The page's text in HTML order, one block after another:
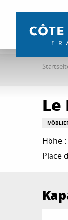
contenu
Le
Höhe
Place